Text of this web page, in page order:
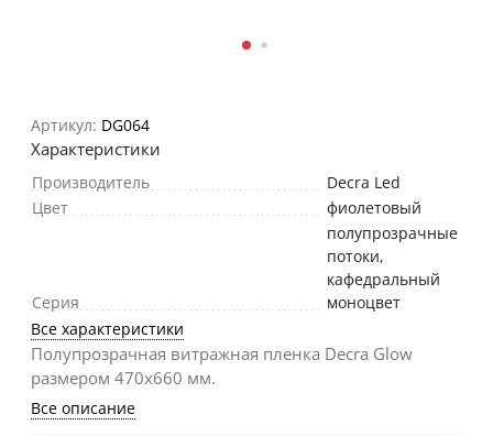
Артикул: DG064
Характеристики
Производитель
Decra Led
Цвет
фиолетовый
Серия
полупрозрачные
потоки,
кафедральный
моноцвет
Все характеристики
Полупрозрачная витражная пленка Decra Glow
размером 470х660 мм.
Все описание